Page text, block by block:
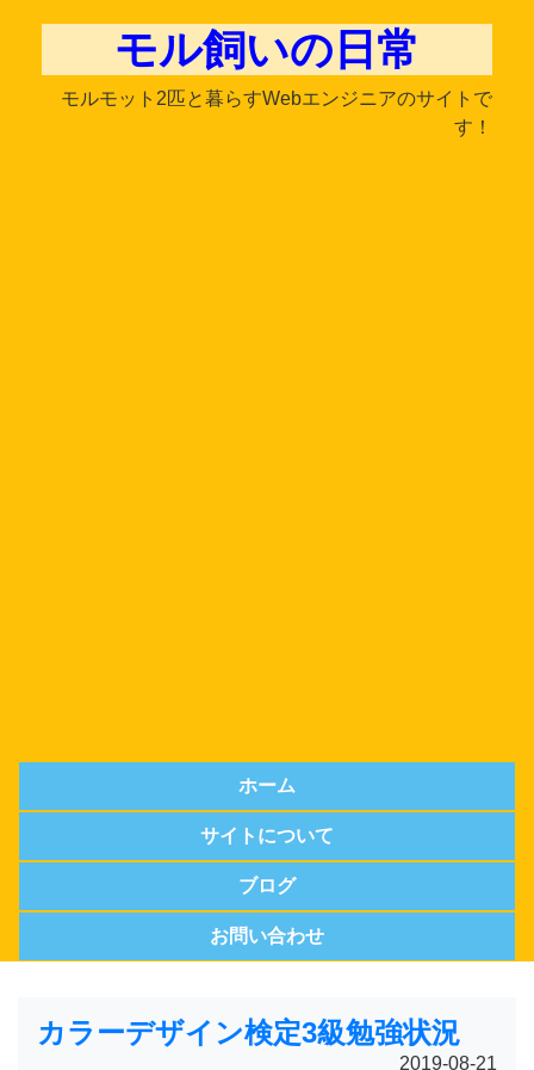
モル飼いの日常
モルモット2匹と暮らすWebエンジニアのサイトで
す！
ホーム
サイトについて
ブログ
お問い合わせ
カラーデザイン検定3級勉強状況
2019-08-21